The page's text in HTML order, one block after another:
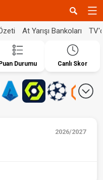
At Yarışı Bankoları
Puan Durumu Canlı Skor
2026/2027